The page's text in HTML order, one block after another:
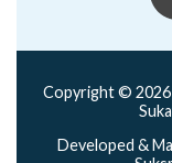
Copyright © 2026
Developed &